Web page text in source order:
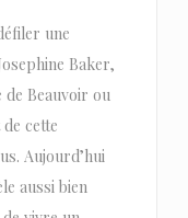
une
Baker,
de Beauvoir ou
cette
Aujourd’hui
aussi bien